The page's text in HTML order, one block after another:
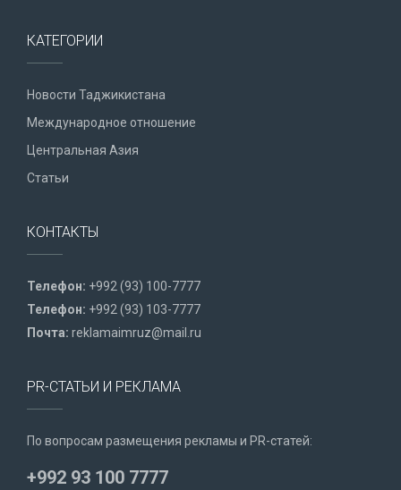
КАТЕГОРИИ
Новости Таджикистана
Международное отношение
Центральная Азия
Статьи
КОНТАКТЫ
Телефон: +992 (93) 100-7777
Телефон: +992 (93) 103-7777
Почта: reklamaimruz@mail.ru
PR-СТАТЬИ И РЕКЛАМА
По вопросам размещения рекламы и PR-статей:
+992 93 100 7777